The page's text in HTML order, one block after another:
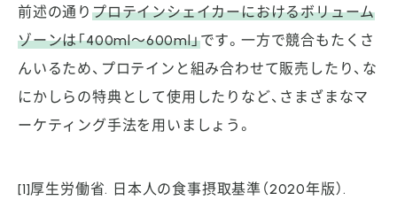
前述の通り プロテインシェイカーにおけるボリューム
ゾーンは「400ml～600ml」です。一方で競合もたくさ
んいるため、プロテインと組み合わせて販売したり、な
にかしらの特典として使用したりなど、さまざまなマ
ーケティング手法を用いましょう。
[1]厚生労働省. 日本人の食事摂取基準（2020年版）.